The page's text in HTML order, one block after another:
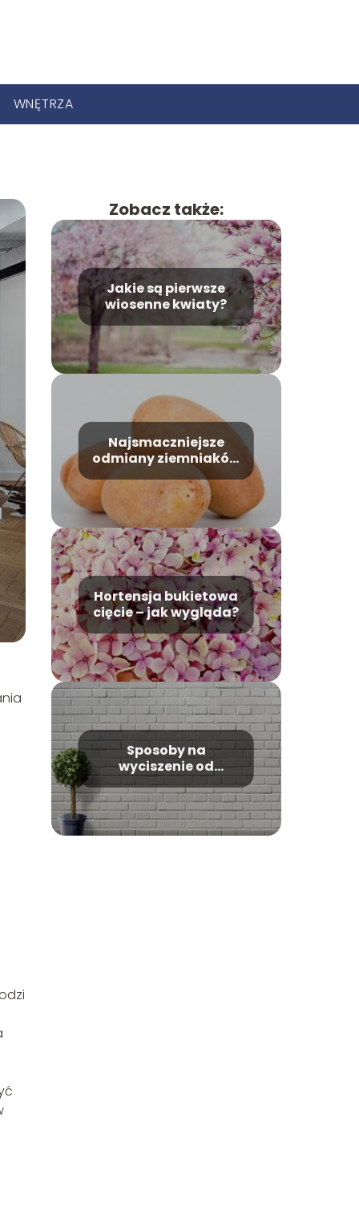
WNĘTRZA
Zobacz także:
Jakie są pierwsze
wiosenne kwiaty?
Najsmaczniejsze
odmiany ziemniaków
jadalnych w Polsce
Hortensja bukietowa
cięcie – jak wygląda?
Sposoby na
wyciszenie od
sąsiadów